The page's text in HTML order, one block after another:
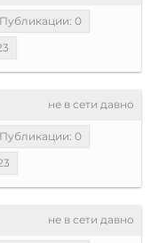
Публикации: 0
не в сети давно
Публикации: 0
не в сети давно